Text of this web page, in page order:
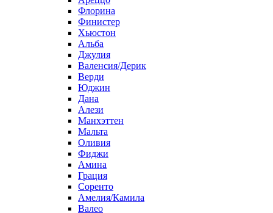
Флорина
Финистер
Хьюстон
Альба
Джулия
Валенсия/Дерик
Верди
Юджин
Дана
Алези
Манхэттен
Мальта
Оливия
Фиджи
Амина
Грация
Соренто
Амелия/Камила
Валео